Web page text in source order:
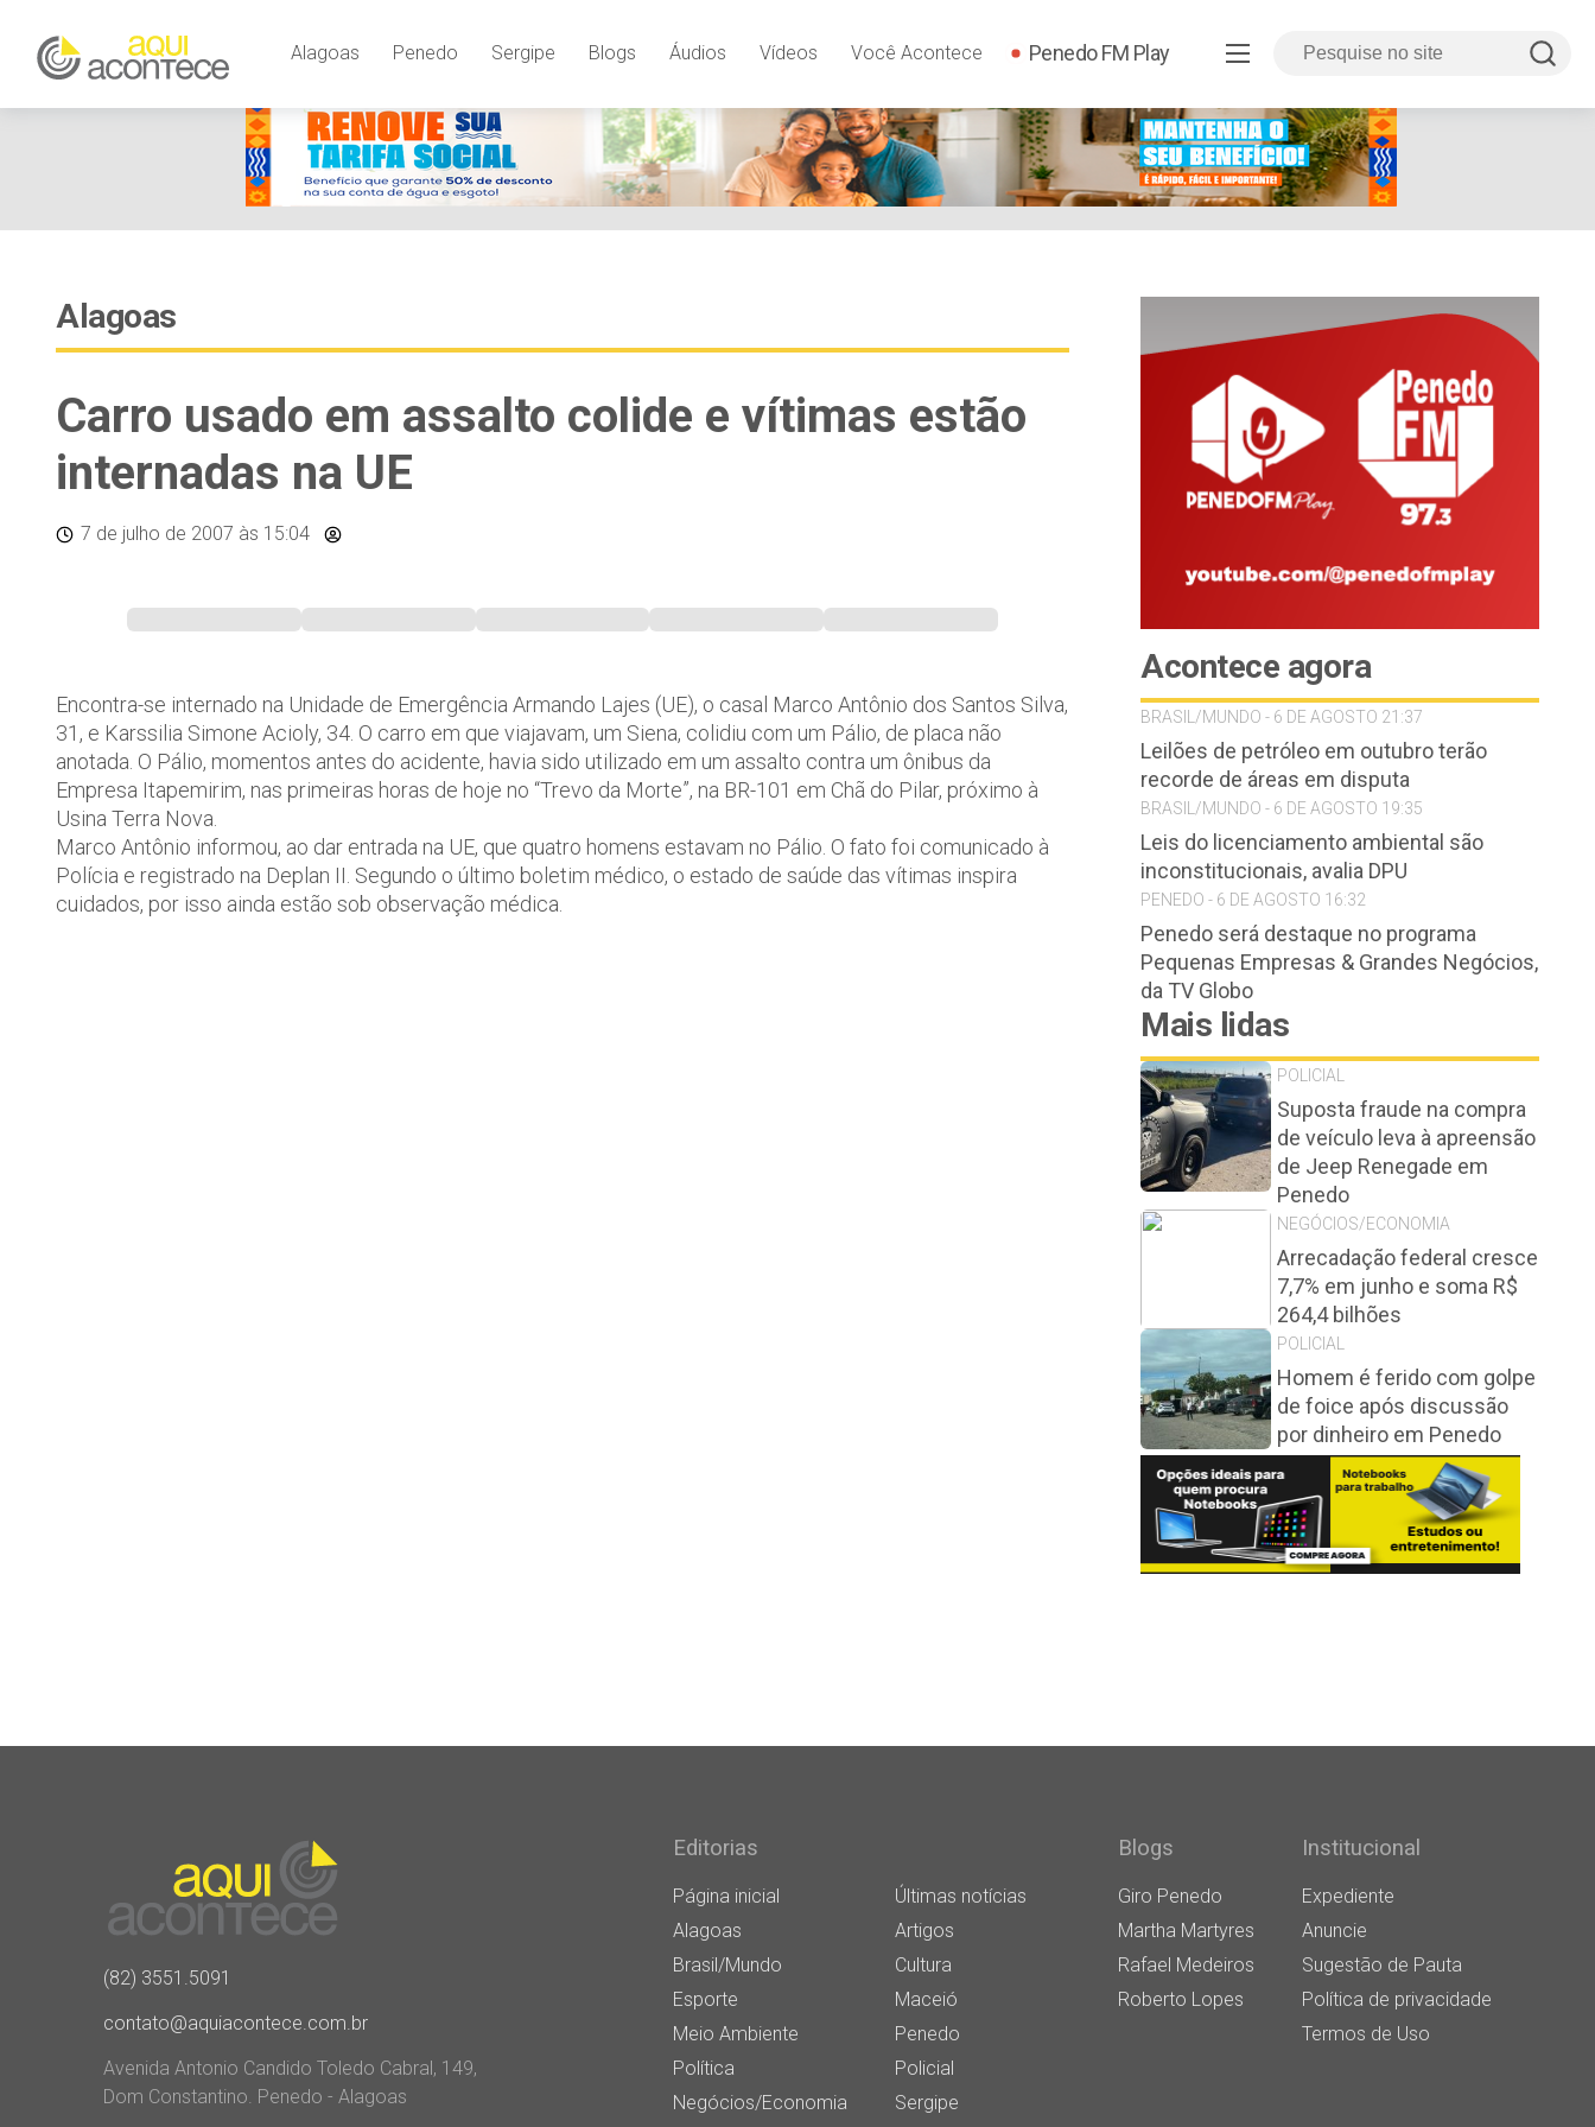
Alagoas Penedo Sergipe Blogs Áudios Vídeos Você Acontece Penedo FM Play
Alagoas
Carro usado em assalto colide e vítimas estão
internadas na UE
7 de julho de 2007 às 15:04
Encontra-se internado na Unidade de Emergência Armando Lajes (UE), o casal Marco Antônio dos Santos Silva,
31, e Karssilia Simone Acioly, 34. O carro em que viajavam, um Siena, colidiu com um Pálio, de placa não
anotada. O Pálio, momentos antes do acidente, havia sido utilizado em um assalto contra um ônibus da
Empresa Itapemirim, nas primeiras horas de hoje no “Trevo da Morte”, na BR-101 em Chã do Pilar, próximo à
Usina Terra Nova.
Marco Antônio informou, ao dar entrada na UE, que quatro homens estavam no Pálio. O fato foi comunicado à
Polícia e registrado na Deplan II. Segundo o último boletim médico, o estado de saúde das vítimas inspira
cuidados, por isso ainda estão sob observação médica.
Acontece agora
BRASIL/MUNDO - 6 DE AGOSTO 21:37
Leilões de petróleo em outubro terão
recorde de áreas em disputa
BRASIL/MUNDO - 6 DE AGOSTO 19:35
Leis do licenciamento ambiental são
inconstitucionais, avalia DPU
PENEDO - 6 DE AGOSTO 16:32
Penedo será destaque no programa
Pequenas Empresas & Grandes Negócios,
da TV Globo
Mais lidas
POLICIAL
Suposta fraude na compra
de veículo leva à apreensão
de Jeep Renegade em
Penedo
NEGÓCIOS/ECONOMIA
Arrecadação federal cresce
7,7% em junho e soma R$
264,4 bilhões
POLICIAL
Homem é ferido com golpe
de foice após discussão
por dinheiro em Penedo
(82) 3551.5091
contato@aquiacontece.com.br
Avenida Antonio Candido Toledo Cabral, 149,
Dom Constantino. Penedo - Alagoas
Editorias
Página inicial
Últimas notícias
Alagoas
Artigos
Brasil/Mundo
Cultura
Esporte
Maceió
Meio Ambiente
Penedo
Política
Policial
Negócios/Economia
Sergipe
Blogs
Giro Penedo
Martha Martyres
Rafael Medeiros
Roberto Lopes
Institucional
Expediente
Anuncie
Sugestão de Pauta
Política de privacidade
Termos de Uso